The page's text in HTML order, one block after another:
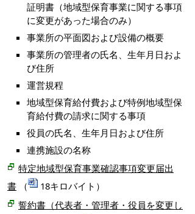
証明書（地域型保育事業に関する事項
に変更があった場合のみ）
事業所の平面図および設備の概要
事業所の管理者の氏名、生年月日およ
び住所
運営規程
地域型保育給付費および特例地域型保
育給付費の請求に関する事項
役員の氏名、生年月日および住所
連携施設の名称
特定地域型保育事業確認事項変更届出
書 （
18キロバイト）
誓約書（代表者・管理者・役員を変更し